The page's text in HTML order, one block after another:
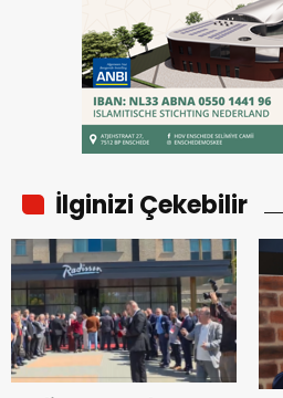
İlginizi Çekebilir